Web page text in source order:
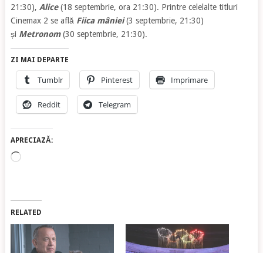
21:30), Alice(18 septembrie, ora 21:30). Printre celelalte titluri
Cinemax 2 se află Fiica mâniei(3 septembrie, 21:30)
și Metronom(30 septembrie, 21:30).
ZI MAI DEPARTE
Tumblr Pinterest Imprimare
Reddit Telegram
APRECIAZĂ:
Încarc...
RELATED